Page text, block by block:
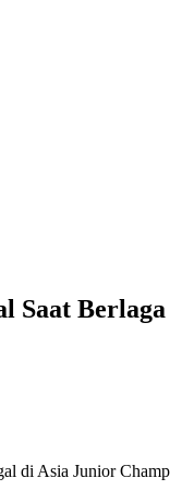
Saat
di Asia Junior